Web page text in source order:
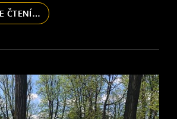
ČTENÍ… ALIS
RUN
–
BĚH
S
ÚSMĚVEM